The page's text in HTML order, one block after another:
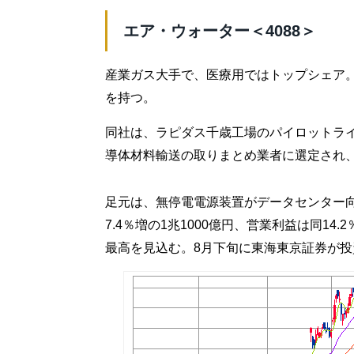
エア・ウォーター＜4088＞
産業ガス大手で、医療用ではトップシェア
を持つ。
同社は、ラピダス千歳工場のパイロット
導体材料輸送の取りまとめ業者に選定され
足元は、無停電電源装置がデータセンタ
7.4％増の1兆1000億円、営業利益は同
最高を見込む。8月下旬に東海東京証券が